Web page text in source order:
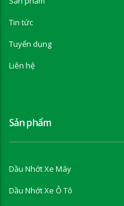
Tin tức
Tuyển dụng
Liên hệ
Sản phẩm
Dầu Nhớt Xe Máy
Dầu Nhớt Xe Ô Tô